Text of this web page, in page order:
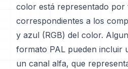
color está representado por
correspondientes a los
y azul (RGB) del color.
formato PAL pueden incluir
un canal alfa, que